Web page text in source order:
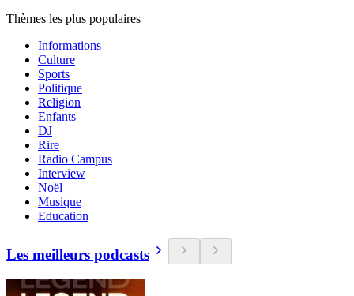
Thèmes les plus populaires
Informations
Culture
Sports
Politique
Religion
Enfants
DJ
Rire
Radio Campus
Interview
Noël
Musique
Education
Les meilleurs podcasts